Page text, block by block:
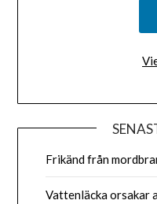
Frikänd från
Vattenläcka orsakar